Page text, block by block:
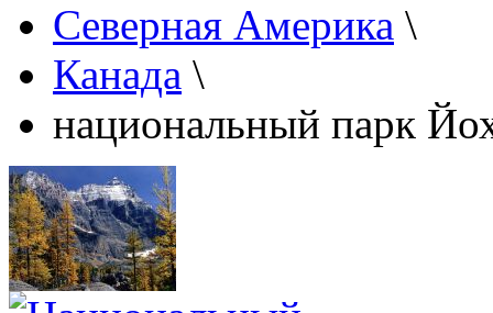
Северная Америка \
Канада \
национальный парк